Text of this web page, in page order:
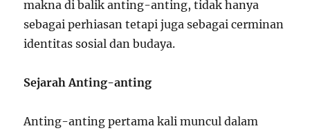
makna di balik anting-anting, tidak hanya
sebagai perhiasan tetapi juga sebagai cerminan
identitas sosial dan budaya.
Sejarah Anting-anting
Anting-anting pertama kali muncul dalam